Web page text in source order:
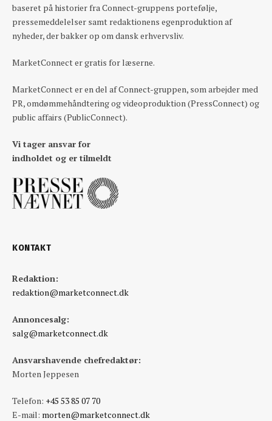
baseret på historier fra Connect-gruppens portefølje,
pressemeddelelser samt redaktionens egenproduktion af
nyheder, der bakker op om dansk erhvervsliv.
MarketConnect er gratis for læserne.
MarketConnect er en del af Connect-gruppen, som arbejder med
PR, omdømmehåndtering og videoproduktion (PressConnect) og
public affairs (PublicConnect).
Vi tager ansvar for
indholdet og er tilmeldt
KONTAKT
Redaktion:
redaktion@marketconnect.dk
Annoncesalg:
salg@marketconnect.dk
Ansvarshavende chefredaktør:
Morten Jeppesen
Telefon: +45 53 85 07 70
E-mail: morten@marketconnect.dk